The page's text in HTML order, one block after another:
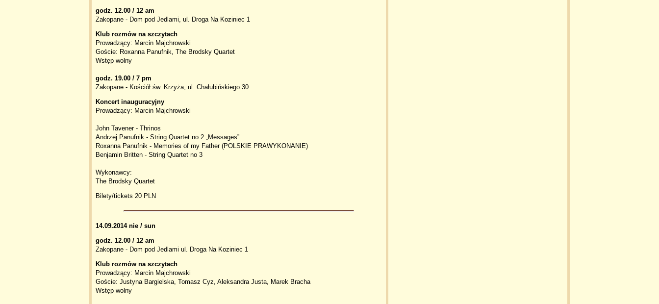
godz. 12.00 / 12 am
Zakopane - Dom pod Jedlami, ul. Droga Na Koziniec 1
Klub rozmów na szczytach
Prowadzący: Marcin Majchrowski
Goście: Roxanna Panufnik, The Brodsky Quartet
Wstęp wolny
godz. 19.00 / 7 pm
Zakopane - Kościół św. Krzyża, ul. Chałubińskiego 30
Koncert inauguracyjny
Prowadzący: Marcin Majchrowski
John Tavener - Thrinos
Andrzej Panufnik - String Quartet no 2 „Messages”
Roxanna Panufnik - Memories of my Father (POLSKIE PRAWYKONANIE)
Benjamin Britten - String Quartet no 3
Wykonawcy:
The Brodsky Quartet
Bilety/tickets 20 PLN
14.09.2014 nie / sun
godz. 12.00 / 12 am
Zakopane - Dom pod Jedlami ul. Droga Na Koziniec 1
Klub rozmów na szczytach
Prowadzący: Marcin Majchrowski
Goście: Justyna Bargielska, Tomasz Cyz, Aleksandra Justa, Marek Bracha
Wstęp wolny